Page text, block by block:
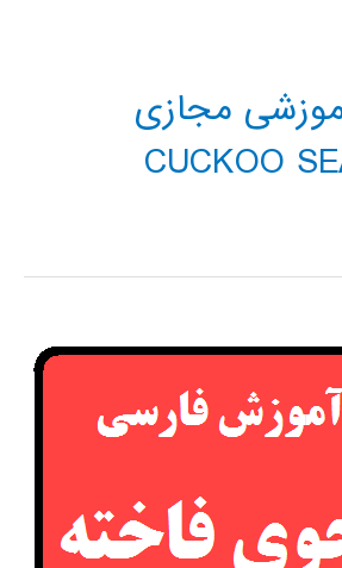
مجازی
CUCKOO